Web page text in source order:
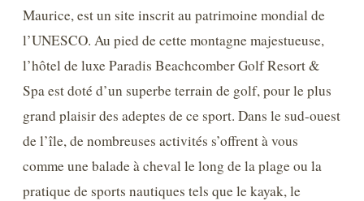
Maurice, est un site inscrit au patrimoine mondial de
l’UNESCO. Au pied de cette montagne majestueuse,
l’hôtel de luxe Paradis Beachcomber Golf Resort &
Spa est doté d’un superbe terrain de golf, pour le plus
grand plaisir des adeptes de ce sport. Dans le sud-ouest
de l’île, de nombreuses activités s’offrent à vous
comme une balade à cheval le long de la plage ou la
pratique de sports nautiques tels que le kayak, le